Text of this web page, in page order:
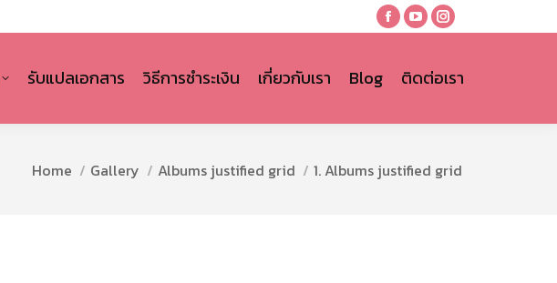
Facebook
opens
new
YouTube
opens
new
Instagram
opens
new
รับแปลเอกสาร วิธีการชำระเงิน เกี่ยวกับเรา Blog ติดต่อเรา
You are here:
Home Gallery Albums justified grid 1. Albums justified grid